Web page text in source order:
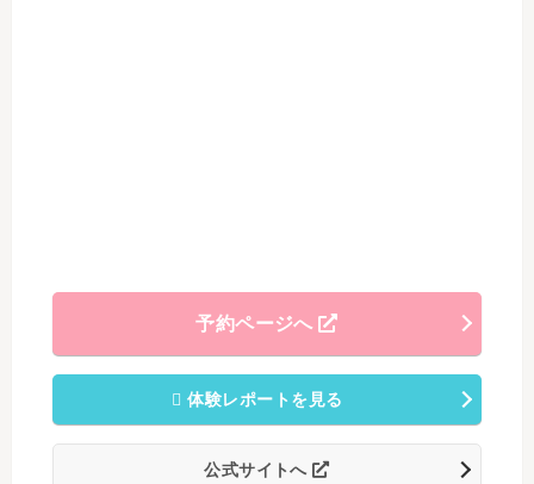
予約ページへ
体験レポートを見る
公式サイトへ